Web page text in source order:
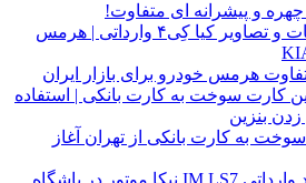
به کارت بانکی از تهران آغاز